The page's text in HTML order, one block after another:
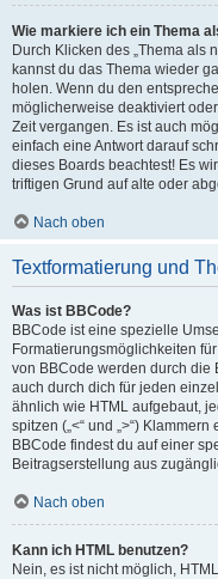
Wie markiere ich ein Thema
Durch Klicken des „Thema als
kannst du das Thema wieder
holen. Wenn du den
möglicherweise deaktiviert
Zeit vergangen. Es ist auch
einfach eine Antwort darauf
dieses Boards beachtest! Es
triftigen Grund auf alte oder
Nach oben
Textformatierung und
Was ist BBCode?
BBCode ist eine spezielle
Formatierungsmöglichkeiten
von BBCode werden durch die
auch durch dich für jeden
ähnlich wie HTML aufgebaut,
spitzen („<“ und „>“)
BBCode findest du auf einer
Beitragserstellung aus
Nach oben
Kann ich HTML benutzen?
Nein, es ist nicht möglich,